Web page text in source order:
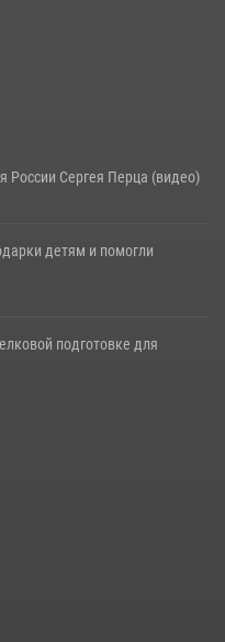
России Сергея Перца (видео)
детям и помогли
подготовке для